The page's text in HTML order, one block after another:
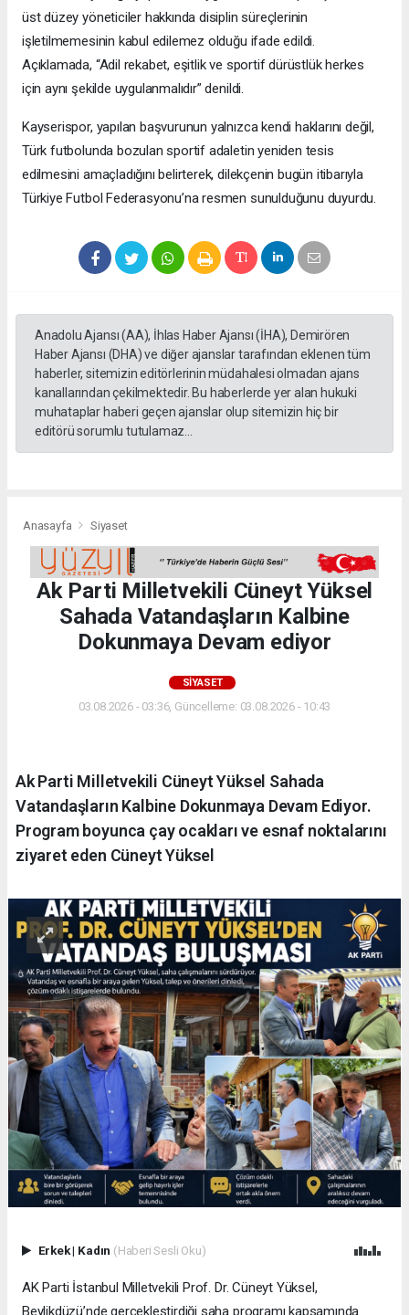
üst düzey yöneticiler hakkında disiplin süreçlerinin
işletilmemesinin kabul edilemez olduğu ifade edildi.
Açıklamada, “Adil rekabet, eşitlik ve sportif dürüstlük herkes
için aynı şekilde uygulanmalıdır” denildi.
Kayserispor, yapılan başvurunun yalnızca kendi haklarını değil,
Türk futbolunda bozulan sportif adaletin yeniden tesis
edilmesini amaçladığını belirterek, dilekçenin bugün itibarıyla
Türkiye Futbol Federasyonu’na resmen sunulduğunu duyurdu.
Anadolu Ajansı (AA), İhlas Haber Ajansı (İHA), Demirören
Haber Ajansı (DHA) ve diğer ajanslar tarafından eklenen tüm
haberler, sitemizin editörlerinin müdahalesi olmadan ajans
kanallarından çekilmektedir. Bu haberlerde yer alan hukuki
muhataplar haberi geçen ajanslar olup sitemizin hiç bir
editörü sorumlu tutulamaz...
Anasayfa Siyaset
Ak Parti Milletvekili Cüneyt Yüksel
Sahada Vatandaşların Kalbine
Dokunmaya Devam ediyor
SIYASET
03.08.2026 - 03:36, Güncelleme: 03.08.2026 - 10:43
Ak Parti Milletvekili Cüneyt Yüksel Sahada
Vatandaşların Kalbine Dokunmaya Devam Ediyor.
Program boyunca çay ocakları ve esnaf noktalarını
ziyaret eden Cüneyt Yüksel
Erkek| Kadın (Haberi Sesli Oku)
AK Parti İstanbul Milletvekili Prof. Dr. Cüneyt Yüksel,